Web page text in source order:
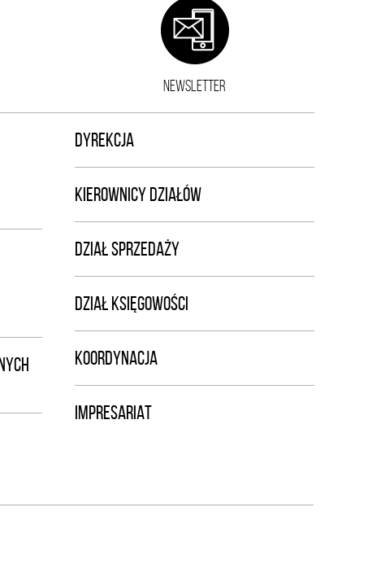
NEWSLETTER
DYREKCJA
KIEROWNICY DZIAŁÓW
DZIAŁ SPRZEDAŻY
DZIAŁ KSIĘGOWOŚCI
KOORDYNACJA
IMPRESARIAT